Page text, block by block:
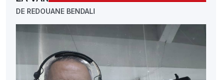
DE REDOUANE BENDALI